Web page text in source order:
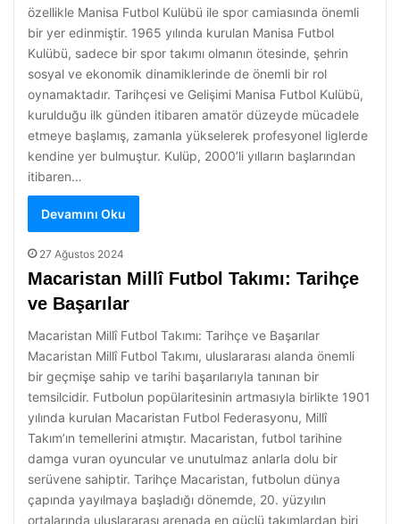
özellikle Manisa Futbol Kulübü ile spor camiasında önemli
bir yer edinmiştir. 1965 yılında kurulan Manisa Futbol
Kulübü, sadece bir spor takımı olmanın ötesinde, şehrin
sosyal ve ekonomik dinamiklerinde de önemli bir rol
oynamaktadır. Tarihçesi ve Gelişimi Manisa Futbol Kulübü,
kurulduğu ilk günden itibaren amatör düzeyde mücadele
etmeye başlamış, zamanla yükselerek profesyonel liglerde
kendine yer bulmuştur. Kulüp, 2000’li yılların başlarından
itibaren…
Devamını Oku
27 Ağustos 2024
Macaristan Millî Futbol Takımı: Tarihçe
ve Başarılar
Macaristan Millî Futbol Takımı: Tarihçe ve Başarılar
Macaristan Millî Futbol Takımı, uluslararası alanda önemli
bir geçmişe sahip ve tarihi başarılarıyla tanınan bir
temsilcidir. Futbolun popülaritesinin artmasıyla birlikte 1901
yılında kurulan Macaristan Futbol Federasyonu, Millî
Takım’ın temellerini atmıştır. Macaristan, futbol tarihine
damga vuran oyuncular ve unutulmaz anlarla dolu bir
serüvene sahiptir. Tarihçe Macaristan, futbolun dünya
çapında yayılmaya başladığı dönemde, 20. yüzyılın
ortalarında uluslararası arenada en güçlü takımlardan biri